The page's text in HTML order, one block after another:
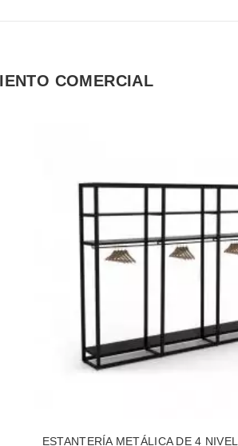
COMERCIAL
ESTANTERÍA METÁLICA DE 4